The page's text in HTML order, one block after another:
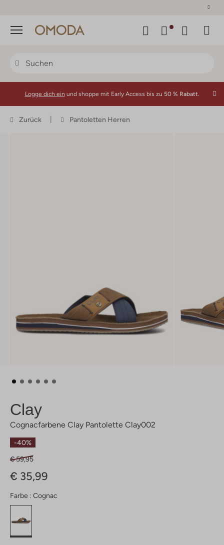
Menü
Logge dich ein und shoppe mit Early Access bis zu 50 % Rabatt.
Zurück Pantoletten Herren
Clay
Cognacfarbene Clay Pantolette Clay002
-40%
€ 59,95
€ 35,99
Farbe : Cognac